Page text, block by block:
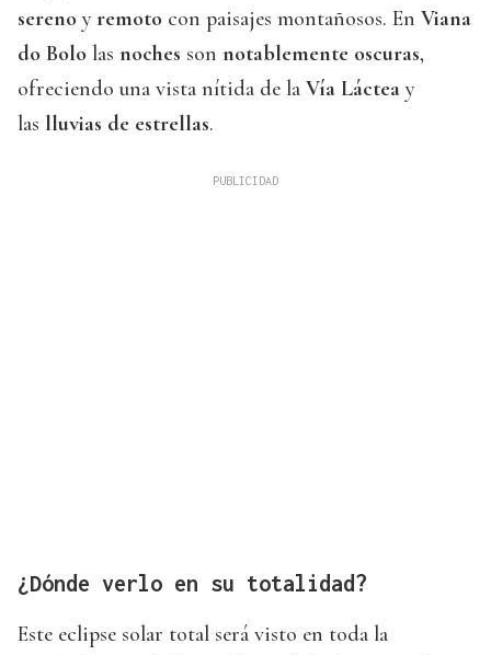
sereno yremoto con paisajes montañosos. En Viana
do Bolo las noches son notablemente oscuras,
ofreciendo una vista nítida de la Vía Láctea y
las lluvias de estrellas.
¿Dónde verlo en su totalidad?
Este eclipse solar total será visto en toda la